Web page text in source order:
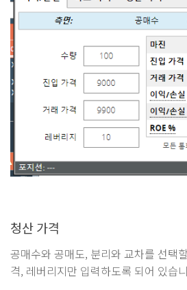
청산 가격
공매수와 공매도, 분리와 교차를 선택
격, 레버리지만 입력하도록 되어 있습